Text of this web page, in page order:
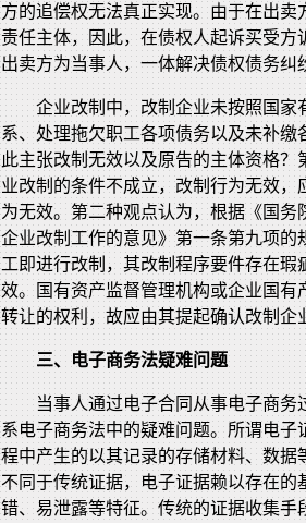
方的追偿权无法真正实现。由于在出
责任主体，因此，在债权人起诉买受
出卖方为当事人，一体解决债权债务纠
企业改制中，改制企业未按照国
系、处理拖欠职工各项债务以及未补
此主张改制无效以及原告的主体资格
业改制的条件不成立，改制行为无效
为无效。第二种观点认为，根据《国
企业改制工作的意见》第一条第九项
工即进行改制，其改制程序要件存在
效。国有资产监督管理机构或企业国
转让的权利，故应由其提起确认改制企
三、电子商务法疑难问题
当事人通过电子合同从事电子商
系电子商务法中的疑难问题。所谓电
程中产生的以其记录的存储材料、数
不同于传统证据，电子证据赖以存在
错、易泄露等特征。传统的证据收集